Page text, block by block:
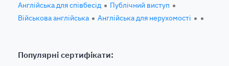
Англійська для співбесід
Публічний виступ
Військова англійська
Англійська для нерухомості
Популярні сертифікати: